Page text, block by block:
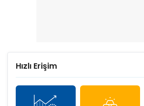
Hızlı Erişim